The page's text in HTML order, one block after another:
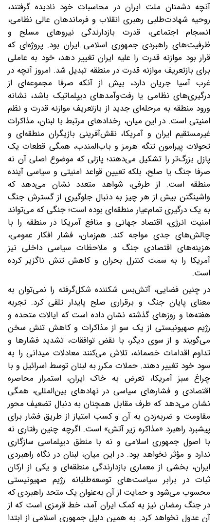
آنچه دشمنان ملت ایران در محاسبات خود نادیده گرفتند،
روحیه شهادت‌طلبی رهبری انقلاب و فرماندهان عالی نظامی،
انسجام اجتماعی، قدرت بازدارندگی نیروهای مسلح و
ظرفیت‌های راهبردی جمهوری اسلامی ایران بود. پروژه‌ای که
قرار بود موازنه قدرت را علیه ایران تغییر دهد، خود به عاملی
برای بازتعریف موازنه قدرت در منطقه تبدیل شد. امروز آنچه در
غرب آسیا جریان دارد، بیش از آنکه صرفا مجموعه‌ای از
درگیری‌های نظامی یا رفت‌وآمدهای دیپلماتیک باشد، نشانه
ورود منطقه به مرحله‌ای جدید از بازتعریف موازنه قدرت و نظم
امنیتی است. در این میان، رخدادهای مرتبط با لبنان، مذاکرات
غیرمستقیم ایران و آمریکا، نقش‌آفرینی بازیگران منطقه‌ای و
تحولات پیرامون تنگه هرمز و باب‌المندب، همگی قطعات یک
پازل بزرگ‌تر را تشکیل می‌دهند؛ پازلی که موضوع اصلی آن نه
صرفا جنگ یا صلح، بلکه تعیین قواعد امنیتی و سیاسی آینده
منطقه است. از طرفی، شواهد متعدد نشان می‌دهد که
واشینگتن بیش از هر چیز به دنبال جلوگیری از گسترش جنگ
به یک درگیری تمام‌عیار منطقه‌ای بوده است؛ جنگی که می‌تواند
امنیت انرژی، اقتصاد جهانی و منافع آمریکا در منطقه را با
چالش‌های جدی مواجه کند. هم‌زمان، فشار افکار عمومی،
هزینه‌های اقتصادی جنگ و ملاحظات سیاسی داخلی نیز
آمریکا را به سمت کنترل بحران و کاهش تنش ناگزیر کرده
است.
در چنین فضایی، آتش‌بس شکننده شکل‌گرفته را نمی‌توان به
معنای پایان جنگ و برقراری صلح پایدار تلقی کرد. تجربه
هفته‌ها و روزهای گذشته نشان داده است که ایالات متحده و
رژیم صهیونیستی از یک سو از مذاکرات و کاهش تنش سخن
می‌گویند و از سوی دیگر، با نقض توافقات، تشدید فشارها و
تداوم اقدامات خصمانه، تلاش می‌کنند معادلات میدانی را به
سود خود تغییر دهند. حملات مکرر به لبنان توسط اسرائیل و با
چراغ سبز آمریکا، تعرض به خاک ایران، استمرار محاصره
اقتصادی و فشارهای سیاسی در نهادهای بین‌المللی، همگی
نشان می‌دهد که طرف مقابل همچنان به دنبال تضعیف محور
مقاومت و ضربه‌زدن به آن و کسب امتیاز از طریق فشار برای
پیشبرد راهبرد «مذاکره زیر آتش» است. اگرچه چنین رفتاری نه
با اصول جمهوری اسلامی و نه با منطق دیپلماسی سازگاری
ندارد و مؤثر نخواهد بود. در این میان، لبنان در نگاه راهبردی
ایران، بخشی از معماری بازدارندگی منطقه‌ای و یکی از ارکان
ثبات در برابر سیاست‌های توسعه‌طلبانه رژیم صهیونیستی
محسوب می‌شود و حمایت از آن به‌عنوان یک متحد راهبردی که
در جنگ رمضان نیز به کمک ایران آمد، خط قرمزی است که از
آن عدول نخواهد کرد. به همین دلیل جمهوری اسلامی از ابتدا